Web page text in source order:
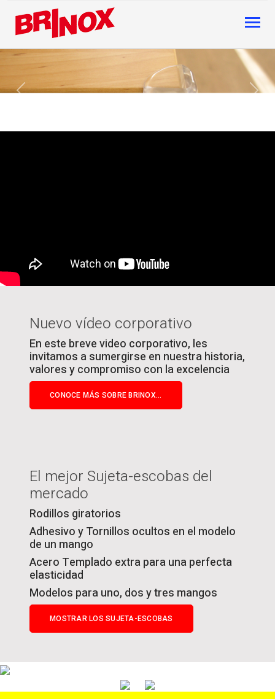
Previous Next
Nuevo vídeo corporativo
En este breve video corporativo, les
invitamos a sumergirse en nuestra historia,
valores y compromiso con la excelencia
CONOCE MÁS SOBRE BRINOX...
El mejor Sujeta-escobas del
mercado
Rodillos giratorios
Adhesivo y Tornillos ocultos en el modelo
de un mango
Acero Templado extra para una perfecta
elasticidad
Modelos para uno, dos y tres mangos
MOSTRAR LOS SUJETA-ESCOBAS